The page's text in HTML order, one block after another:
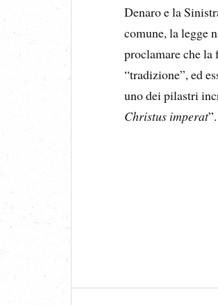
Denaro e la
comune, la legge
proclamare che la
“tradizione”, ed
uno dei pilastri
Christus imperat”.